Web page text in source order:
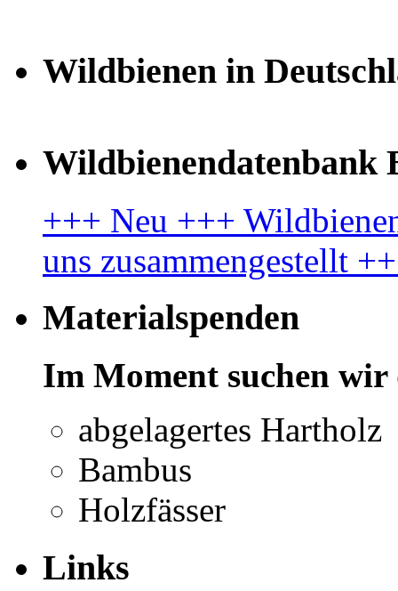
Wildbienen in
Wildbienendatenbank
+++ Neu +++
uns zusammengestellt
Materialspenden
Im Moment suchen
abgelagertes Hartholz
Bambus
Holzfässer
Links